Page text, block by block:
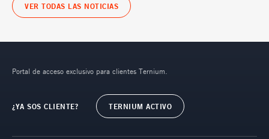
VER TODAS LAS NOTICIAS
Portal de acceso exclusivo para clientes Ternium.
¿YA SOS CLIENTE? TERNIUM ACTIVO